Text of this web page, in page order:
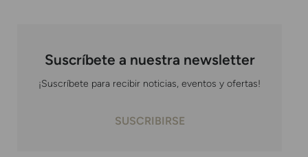
Suscríbete a nuestra newsletter
¡Suscríbete para recibir noticias, eventos y ofertas!
SUSCRIBIRSE